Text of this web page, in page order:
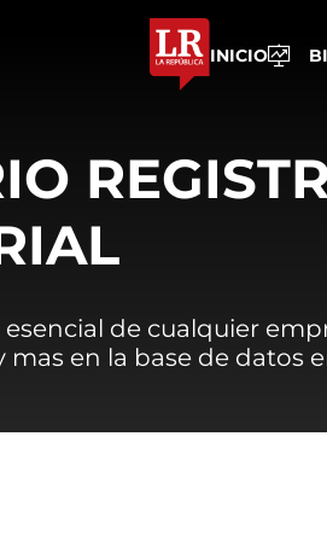
INICIO
esencial de cualquier
mas en la base de datos